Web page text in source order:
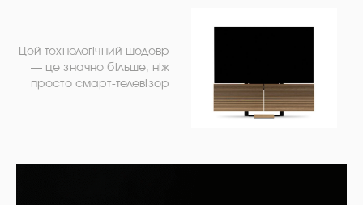
Цей технологічний шедевр
— це значно більше, ніж
просто смарт-телевізор